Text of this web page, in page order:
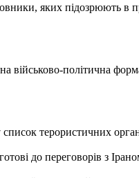
яких
військово-політична
терористичних
до переговорів з